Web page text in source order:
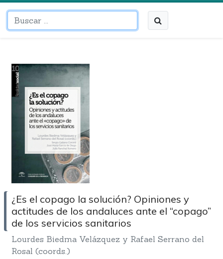
¿Es el copago la solución? Opiniones y
actitudes de los andaluces ante el “copago”
de los servicios sanitarios
Lourdes Biedma Velázquez y Rafael Serrano del
Rosal (coords.)